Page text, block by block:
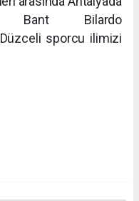
Bilardo
Düzceli sporcu ilimizi